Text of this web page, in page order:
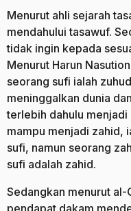
Menurut ahli sejarah
mendahului tasawuf.
tidak ingin kepada
Menurut Harun
seorang sufi ialah
meninggalkan dunia
terlebih dahulu
mampu menjadi zahid,
sufi, namun seorang
sufi adalah zahid.
Sedangkan menurut